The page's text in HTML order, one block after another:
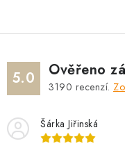
5.0 Ověřeno
3190 recenzí.
Šárka Jiřinská